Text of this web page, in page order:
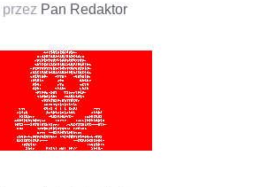
przez Pan Redaktor